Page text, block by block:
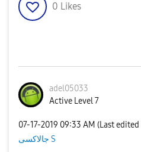
0 Likes
adel05033
Active Level 7
‎07-17-2019 09:33 AM (Last edited
جالاكسى S